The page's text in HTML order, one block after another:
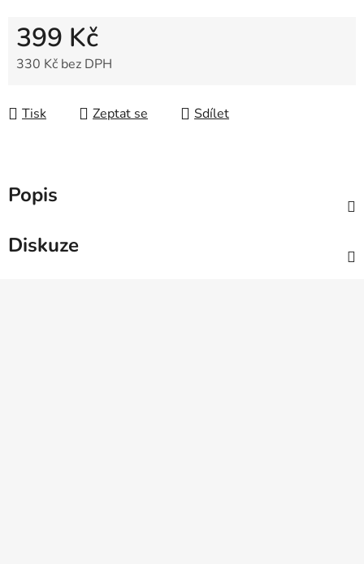
399 Kč
330 Kč bez DPH
Tisk
Zeptat se Sdílet
Popis
Diskuze